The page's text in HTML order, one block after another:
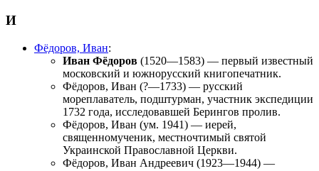
И
Фёдоров, Иван:
Иван Фёдоров (1520—1583) — первый известный
московский и южнорусский книгопечатник.
Фёдоров, Иван (?—1733) — русский
мореплаватель, подштурман, участник экспедиции
1732 года, исследовавшей Берингов пролив.
Фёдоров, Иван (ум. 1941) — иерей,
священномученик, местночтимый святой
Украинской Православной Церкви.
Фёдоров, Иван Андреевич (1923—1944) —